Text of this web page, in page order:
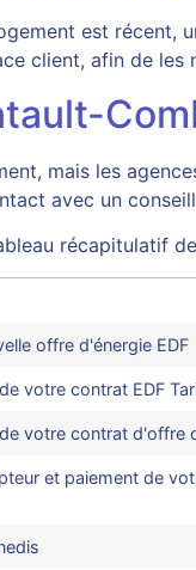
est récent,
client, afin de les
mais les
avec un
récapitulatif
offre d'énergie EDF
votre contrat EDF
votre contrat d'offre
et paiement de